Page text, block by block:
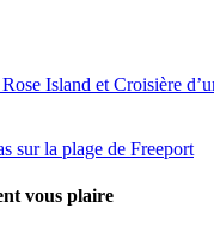
Island et Croisière
sur la plage de Freeport
vous plaire